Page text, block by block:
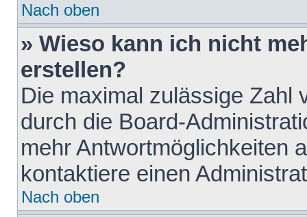
Nach oben
» Wieso kann ich nicht
erstellen?
Die maximal zulässige Zahl
durch die Board-
mehr Antwortmöglichkeiten
kontaktiere einen
Nach oben